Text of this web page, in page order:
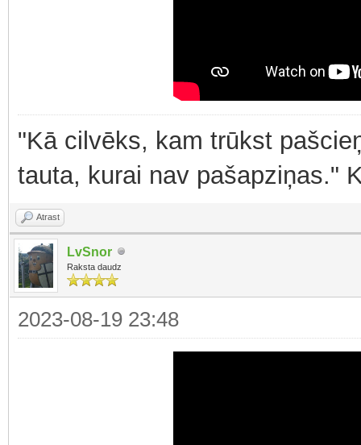
"Kā cilvēks, kam trūkst
tauta, kurai nav pašapziņas."
Atrast
LvSnor
Raksta daudz
2023-08-19 23:48